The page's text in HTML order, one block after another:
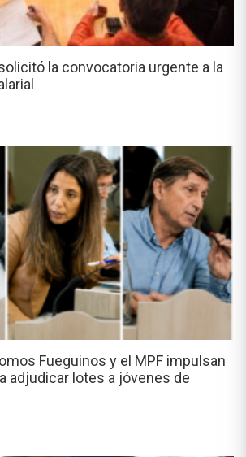
la convocatoria urgente a la
Fueguinos y el MPF impulsan
adjudicar lotes a jóvenes de